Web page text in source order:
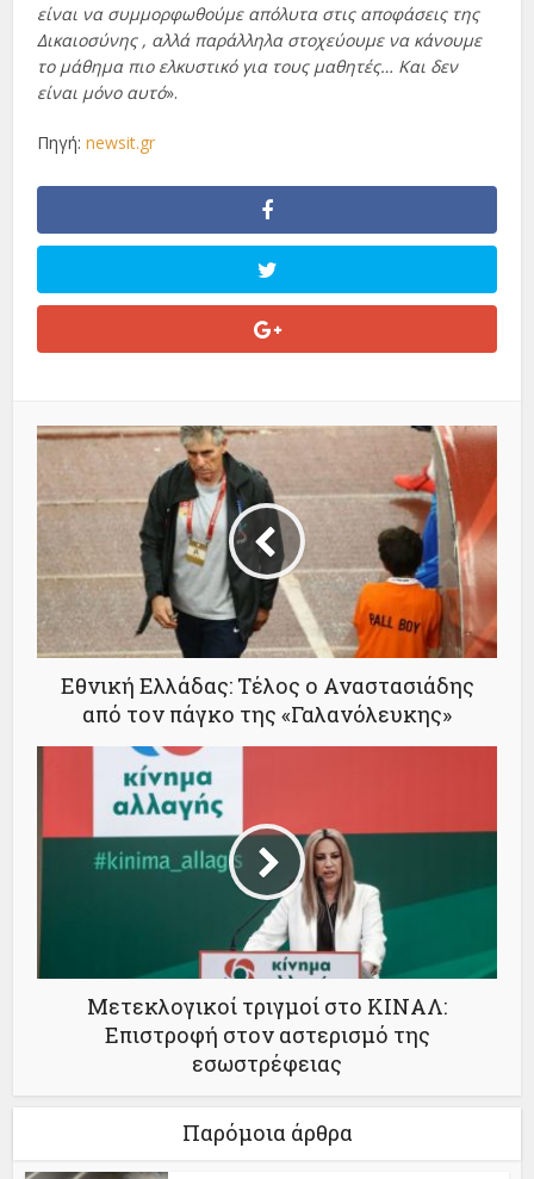
είναι να συμμορφωθούμε απόλυτα στις αποφάσεις της
Δικαιοσύνης , αλλά παράλληλα στοχεύουμε να κάνουμε
το μάθημα πιο ελκυστικό για τους μαθητές… Και δεν
είναι μόνο αυτό».
Πηγή:newsit.gr
Εθνική Ελλάδας: Τέλος ο Αναστασιάδης
από τον πάγκο της «Γαλανόλευκης»
Μετεκλογικοί τριγμοί στο ΚΙΝΑΛ:
Επιστροφή στον αστερισµό της
εσωστρέφειας
Παρόμοια άρθρα